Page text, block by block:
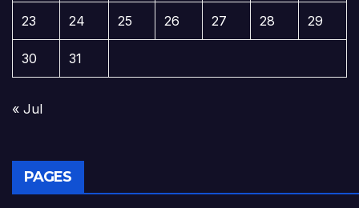
23 24 25 26 27 28 29
30 31
« Jul
PAGES